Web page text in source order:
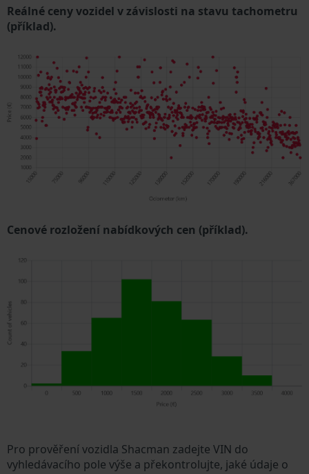
Reálné ceny vozidel v závislosti na stavu tachometru
(příklad).
Cenové rozložení nabídkových cen (příklad).
Pro prověření vozidla Shacman zadejte VIN do
vyhledávacího pole výše a překontrolujte, jaké údaje o